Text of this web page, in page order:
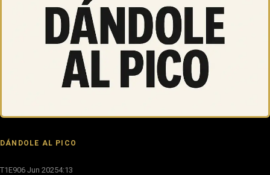
DÁNDOLE AL PICO
T1E906 Jun 20254:13